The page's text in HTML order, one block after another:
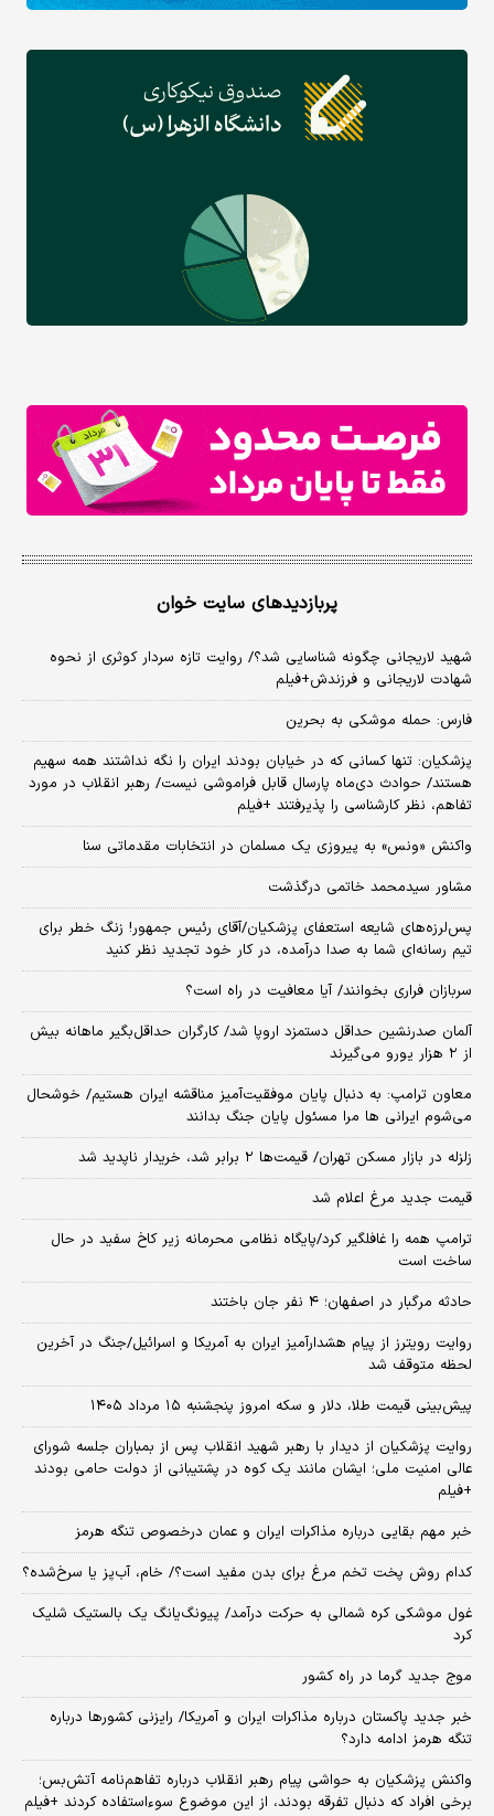
پربازدیدهای سایت خوان
شهید لاریجانی چگونه شناسایی شد؟/ روایت تازه سردار کوثری از نحوه
شهادت لاریجانی و فرزندش+فیلم
فارس: حمله موشکی به بحرین
پزشکیان: تنها کسانی که در خیابان بودند ایران را نگه نداشتند همه سهیم
هستند/ حوادث دی‌ماه پارسال قابل فراموشی نیست/ رهبر انقلاب در مورد
تفاهم، نظر کارشناسی را پذیرفتند +فیلم
واکنش «ونس» به پیروزی یک مسلمان در انتخابات مقدماتی سنا
مشاور سیدمحمد خاتمی درگذشت
پس‌لرزه‌های شایعه استعفای پزشکیان/آقای رئیس جمهور! زنگ خطر برای
تیم رسانه‌ای شما به صدا درآمده، در کار خود تجدید نظر کنید
سربازان فراری بخوانند/ آیا معافیت در راه است؟
آلمان صدرنشین حداقل دستمزد اروپا شد/ کارگران حداقل‌بگیر ماهانه بیش
از ۲ هزار یورو می‌گیرند
معاون ترامپ: به دنبال پایان موفقیت‌آمیز مناقشه ایران هستیم/ خوشحال
می‌شوم ایرانی ها مرا مسئول پایان جنگ بدانند
زلزله در بازار مسکن تهران/ قیمت‌ها ۲ برابر شد، خریدار ناپدید شد
قیمت جدید مرغ اعلام شد
ترامپ همه را غافلگیر کرد/پایگاه نظامی محرمانه زیر کاخ سفید در حال
ساخت است
حادثه مرگبار در اصفهان؛ ۴ نفر جان باختند
روایت رویترز از پیام هشدارآمیز ایران به آمریکا و اسرائیل/جنگ در آخرین
لحظه متوقف شد
پیش‌بینی قیمت طلا، دلار و سکه امروز پنجشنبه ۱۵ مرداد ۱۴۰۵
روایت پزشکیان از دیدار با رهبر شهید انقلاب پس از بمباران جلسه شورای
عالی امنیت ملی؛ ایشان مانند یک کوه در پشتیبانی از دولت حامی بودند
+فیلم
خبر مهم بقایی درباره مذاکرات ایران و عمان درخصوص تنگه هرمز
کدام روش پخت تخم مرغ برای بدن مفید است؟/ خام، آب‌پز یا سرخ‌شده؟
غول موشکی کره شمالی به حرکت درآمد/ پیونگ‌یانگ یک بالستیک شلیک
کرد
موج جدید گرما در راه کشور
خبر جدید پاکستان درباره مذاکرات ایران و آمریکا/ رایزنی کشورها درباره
تنگه هرمز ادامه دارد؟
واکنش پزشکیان به حواشی پیام رهبر انقلاب درباره تفاهم‌نامه آتش‌بس؛
برخی افراد که دنبال تفرقه بودند، از این موضوع سوءاستفاده کردند +فیلم